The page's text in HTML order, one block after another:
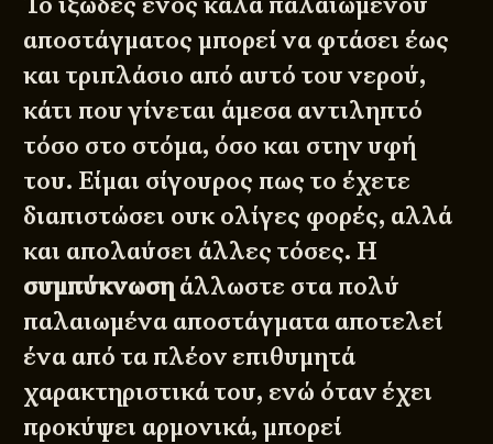
αποστάγματος μπορεί να φτάσει έως
και τριπλάσιο από αυτό του νερού,
κάτι που γίνεται άμεσα αντιληπτό
τόσο στο στόμα, όσο και στην υφή
του. Είμαι σίγουρος πως το έχετε
διαπιστώσει ουκ ολίγες φορές, αλλά
και απολαύσει άλλες τόσες. Η
συμπύκνωση άλλωστε στα πολύ
παλαιωμένα αποστάγματα αποτελεί
ένα από τα πλέον επιθυμητά
χαρακτηριστικά του, ενώ όταν έχει
προκύψει αρμονικά, μπορεί